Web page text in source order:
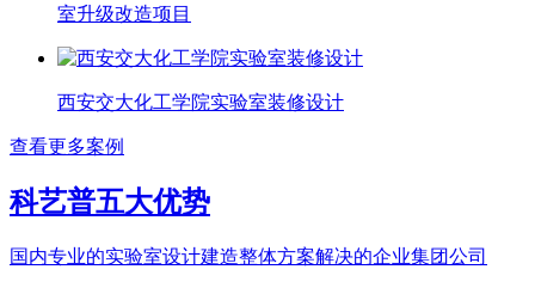
室升级改造项目
西安交大化工学院实验室装修设计
查看更多案例
科艺普五大优势
国内专业的实验室设计建造整体方案解决的企业集团公司